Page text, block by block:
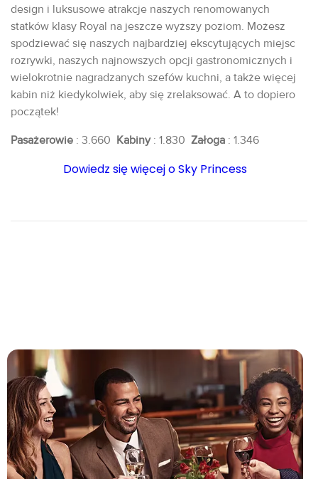
design i luksusowe atrakcje naszych renomowanych
statków klasy Royal na jeszcze wyższy poziom. Możesz
spodziewać się naszych najbardziej ekscytujących miejsc
rozrywki, naszych najnowszych opcji gastronomicznych i
wielokrotnie nagradzanych szefów kuchni, a także więcej
kabin niż kiedykolwiek, aby się zrelaksować. A to dopiero
początek!
Pasażerowie : 3.660 Kabiny: 1.830 Załoga : 1.346
Dowiedz się więcej o Sky Princess